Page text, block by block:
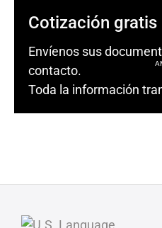
Cotización gratis
Envíenos sus
contacto.
Toda la información